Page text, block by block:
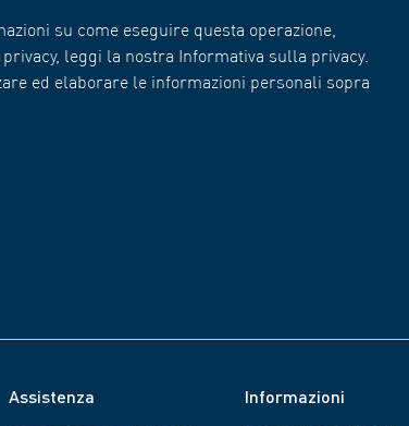
su come eseguire questa operazione,
leggi la nostra Informativa sulla privacy.
ed elaborare le informazioni personali sopra
Assistenza Informazioni